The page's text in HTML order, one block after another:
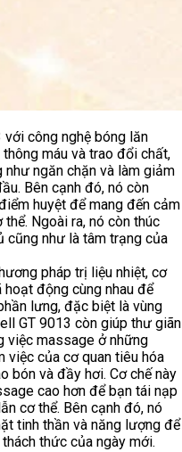
với công nghệ bóng lăn
máu và trao đổi chất,
ngăn chặn và làm giảm
Bên cạnh đó, nó còn
huyệt để mang đến cảm
Ngoài ra, nó còn thúc
như là tâm trạng của
pháp trị liệu nhiệt, cơ
động cùng nhau để
lưng, đặc biệt là vùng
GT 9013 còn giúp thư giãn
việc massage ở những
việc của cơ quan tiêu hóa
bón và đầy hơi. Cơ chế này
cao hơn để bạn tái nạp
cơ thể. Bên cạnh đó, nó
tinh thần và năng lượng để
thức của ngày mới.